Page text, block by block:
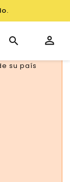
su país